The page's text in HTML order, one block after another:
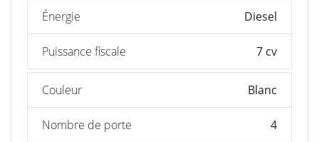
Énergie Diesel
Puissance fiscale 7 cv
Couleur Blanc
Nombre de porte 4